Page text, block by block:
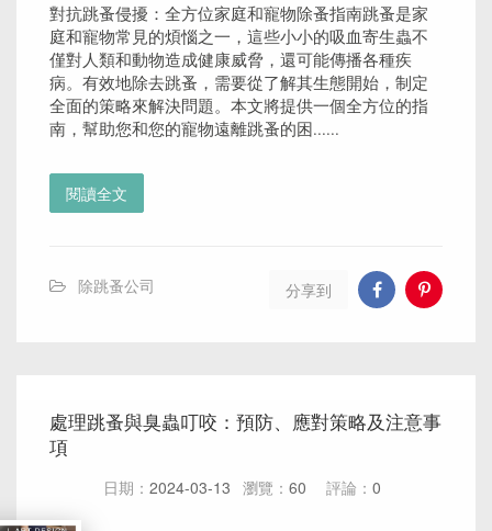
對抗跳蚤侵擾：全方位家庭和寵物除蚤指南跳蚤是家
庭和寵物常見的煩惱之一，這些小小的吸血寄生蟲不
僅對人類和動物造成健康威脅，還可能傳播各種疾
病。有效地除去跳蚤，需要從了解其生態開始，制定
全面的策略來解決問題。本文將提供一個全方位的指
南，幫助您和您的寵物遠離跳蚤的困......
閱讀全文
除跳蚤公司 分享到
處理跳蚤與臭蟲叮咬：預防、應對策略及注意事
項
日期： 2024-03-13 瀏覽： 60 評論： 0